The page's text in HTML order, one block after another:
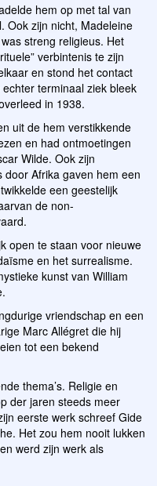
hem op met tal van
Ook zijn nicht, Madeleine
streng religieus. Het
verbintenis te zijn
en stond het contact
terminaal ziek bleek
in 1938.
uit de hem verstikkende
en had ontmoetingen
Wilde. Ook zijn
Afrika gaven hem een
een geestelijk
de non-
open te staan voor nieuwe
en het surrealisme.
kunst van William
vriendschap en een
Marc Allégret die hij
tot een bekend
thema’s. Religie en
der jaren steeds meer
eerste werk schreef Gide
Het zou hem nooit lukken
werd zijn werk als